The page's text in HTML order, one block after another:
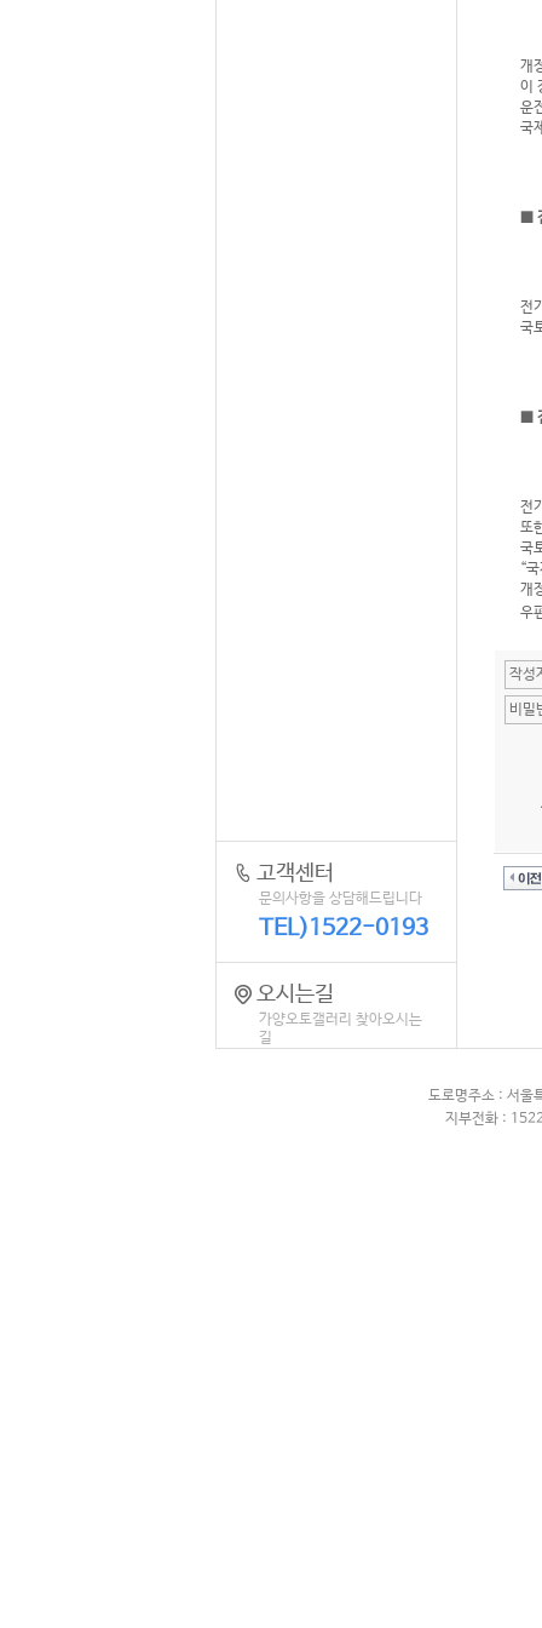
개
이
운
국
■
전
국
■
전
또
국
“
개
우
도로명주소 : 서울
지부전화 :
고객센터
문의사항을 상담해드립니다
TEL)1522-0193
오시는길
가양오토갤러리 찾아오시는
길